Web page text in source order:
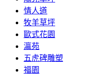
情人道
牧羊草坪
歐式花園
瀛苑
五虎碑雕塑
福園